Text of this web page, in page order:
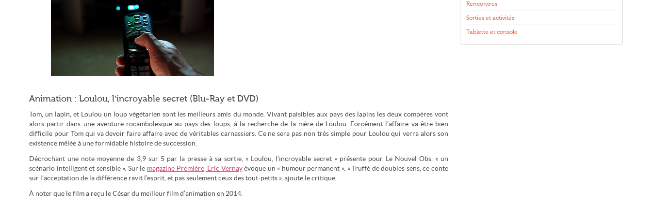
zoonabar/CC-by-sa-2.0)
Animation : Loulou, l’incroyable secret (Blu-Ray et DVD)
Tom, un lapin, et Loulou un loup végétarien sont les meilleurs amis du monde. Vivant paisibles aux pays des lapins les deux compères vont
alors partir dans une aventure rocambolesque au pays des loups, à la recherche de la mère de Loulou. Forcément l’affaire va être bien
difficile pour Tom qui va devoir faire affaire avec de véritables carnassiers. Ce ne sera pas non très simple pour Loulou qui verra alors son
existence mêlée à une formidable histoire de succession.
Décrochant une note moyenne de 3,9 sur 5 par la presse à sa sortie, « Loulou, l’incroyable secret » présente pour Le Nouvel Obs, « un
scénario intelligent et sensible ». Sur le magazine Première, Éric Vernayévoque un « humour permanent ». « Truffé de doubles sens, ce conte
sur l’acceptation de la différence ravit l’esprit, et pas seulement ceux des tout-petits », ajoute le critique.
À noter que le film a reçu le César du meilleur film d’animation en 2014.
Rencontres
Sorties et activités
Tablette et console